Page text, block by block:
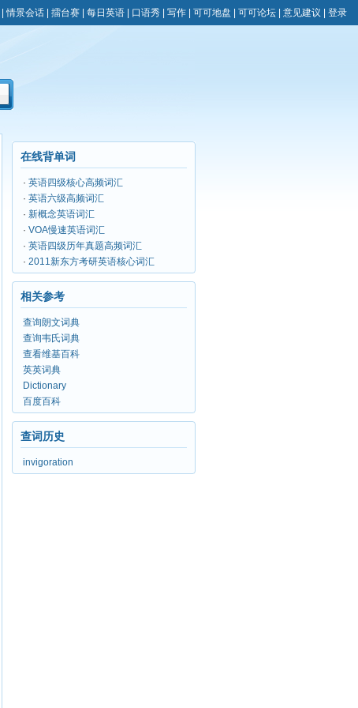
|情景会话 擂台赛 每日英语 口语秀 写作 可可地盘 可可论坛 意见建议 登录
在线背单词
· 英语四级核心高频词汇
· 英语六级高频词汇
· 新概念英语词汇
· VOA慢速英语词汇
· 英语四级历年真题高频词汇
· 2011新东方考研英语核心词汇
相关参考
查询朗文词典
查询韦氏词典
查看维基百科
英英词典
Dictionary
百度百科
查词历史
invigoration